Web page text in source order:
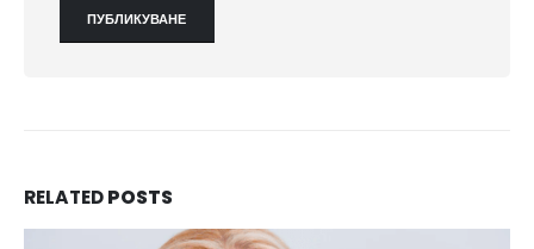
RELATEDPOSTS